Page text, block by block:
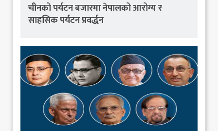
चीनको पर्यटन बजारमा नेपालको आरोग्य र
साहसिक पर्यटन प्रवर्द्धन